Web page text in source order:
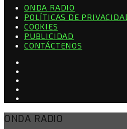
ONDA RADIO
POLÍTICAS DE
COOKIES
PUBLICIDAD
CONTÁCTENOS
ONDA RADIO